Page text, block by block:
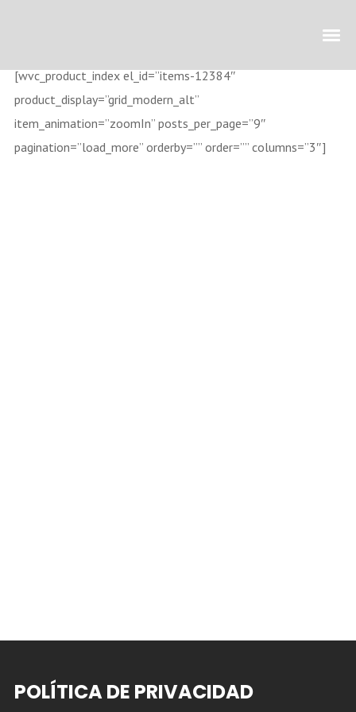
[wvc_product_index el_id=”items-12384″
product_display=”grid_modern_alt”
item_animation=”zoomIn” posts_per_page=”9″
pagination=”load_more” orderby=”” order=”” columns=”3″]
POLÍTICA DE PRIVACIDAD